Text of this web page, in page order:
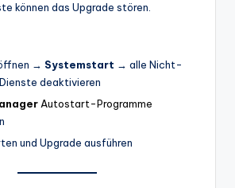
können das Upgrade stören.
→ Systemstart → alle Nicht-
deaktivieren
Autostart-Programme
und Upgrade ausführen